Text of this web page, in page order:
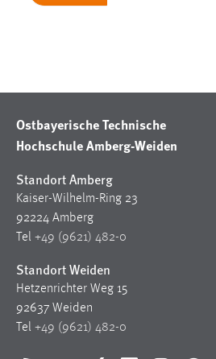
Ostbayerische Technische
Hochschule Amberg-Weiden
Standort Amberg
Kaiser-Wilhelm-Ring 23
92224 Amberg
Tel +49 (9621) 482-0
Standort Weiden
Hetzenrichter Weg 15
92637 Weiden
Tel +49 (9621) 482-0
3 Monate
Facebook Pixel
Name:
Facebook
Zweck:
Conversion-Tracking